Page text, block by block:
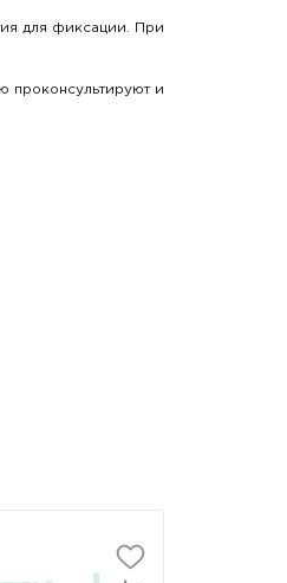
для фиксации. При
проконсультируют и